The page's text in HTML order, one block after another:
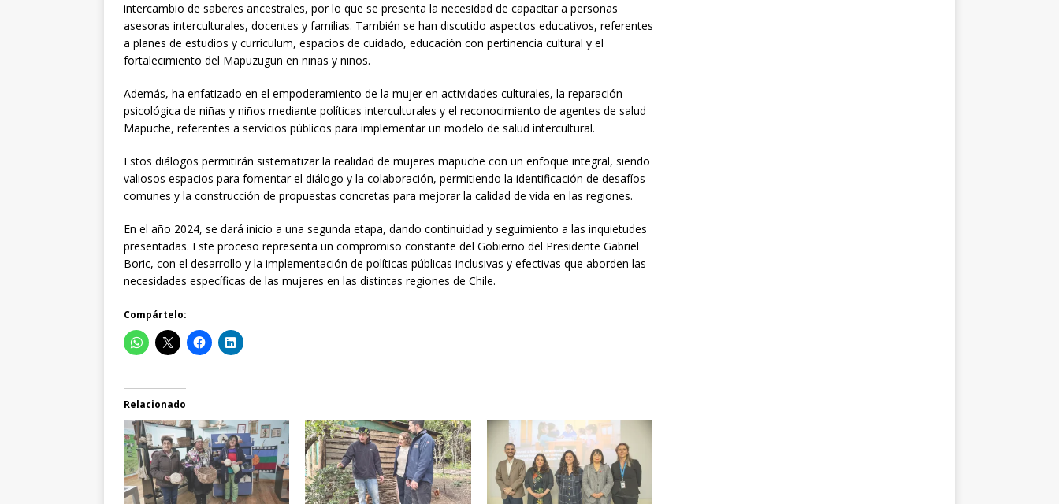
intercambio de saberes ancestrales, por lo que se presenta la necesidad de capacitar a personas
asesoras interculturales, docentes y familias. También se han discutido aspectos educativos, referentes
a planes de estudios y currículum, espacios de cuidado, educación con pertinencia cultural y el
fortalecimiento del Mapuzugun en niñas y niños.
Además, ha enfatizado en el empoderamiento de la mujer en actividades culturales, la reparación
psicológica de niñas y niños mediante políticas interculturales y el reconocimiento de agentes de salud
Mapuche, referentes a servicios públicos para implementar un modelo de salud intercultural.
Estos diálogos permitirán sistematizar la realidad de mujeres mapuche con un enfoque integral, siendo
valiosos espacios para fomentar el diálogo y la colaboración, permitiendo la identificación de desafíos
comunes y la construcción de propuestas concretas para mejorar la calidad de vida en las regiones.
En el año 2024, se dará inicio a una segunda etapa, dando continuidad y seguimiento a las inquietudes
presentadas. Este proceso representa un compromiso constante del Gobierno del Presidente Gabriel
Boric, con el desarrollo y la implementación de políticas públicas inclusivas y efectivas que aborden las
necesidades específicas de las mujeres en las distintas regiones de Chile.
Compártelo:
Relacionado